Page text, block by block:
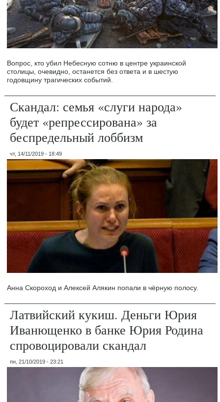
Вопрос, кто убил Небесную сотню в центре украинской
столицы, очевидно, останется без ответа и в шестую
годовщину трагических событий.
Скандал: семья «слуги народа»
будет «репрессирована» за
беспредельный лоббизм
чт, 14/11/2019 - 18:49
Анна Скороход и Алексей Алякин попали в чёрную полосу.
Латвийский кукиш. Деньги Юрия
Иванющенко в банке Юрия Родина
спровоцировали скандал
пн, 21/10/2019 - 23:21